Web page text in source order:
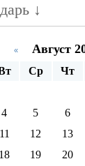
↓
« Август
Ср Чт
4 5 6
11 12 13
18 19 20